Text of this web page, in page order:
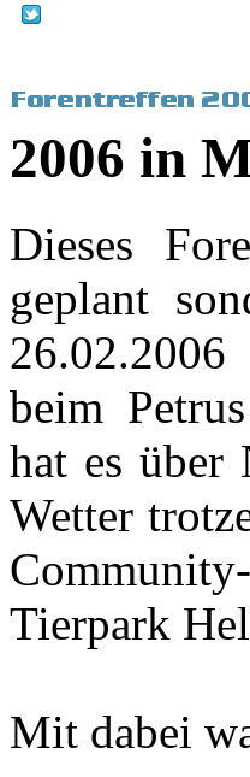
2006 in
Dieses
geplant
beim
hat es über
Wetter
Tierpark
Mit dabei